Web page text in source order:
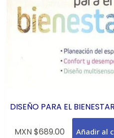
DISEÑO PARA EL BIENESTAR
MXN $689.00 Añadir al